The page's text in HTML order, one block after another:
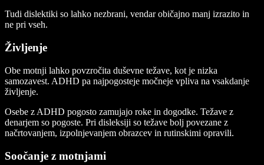
Tudi dislektiki so lahko nezbrani, vendar običajno manj izrazito in
ne pri vseh.
Življenje
Obe motnji lahko povzročita duševne težave, kot je nizka
samozavest. ADHD pa najpogosteje močneje vpliva na vsakdanje
življenje.
Osebe z ADHD pogosto zamujajo roke in dogodke. Težave z
denarjem so pogoste. Pri disleksiji so težave bolj povezane z
načrtovanjem, izpolnjevanjem obrazcev in rutinskimi opravili.
Soočanje z motnjami